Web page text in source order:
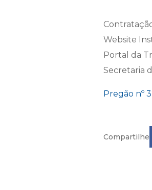
Website
Portal da
Secretaria
Pregão nº
Compartilhe